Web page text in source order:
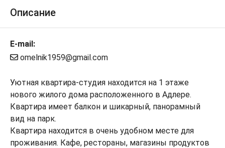
Описание
E-mail:
omelnik1959@gmail.com
Уютная квартира-студия находится на 1 этаже
нового жилого дома расположенного в Адлере.
Квартира имеет балкон и шикарный, панорамный
вид на парк.
Квартира находится в очень удобном месте для
проживания. Кафе, рестораны, магазины продуктов